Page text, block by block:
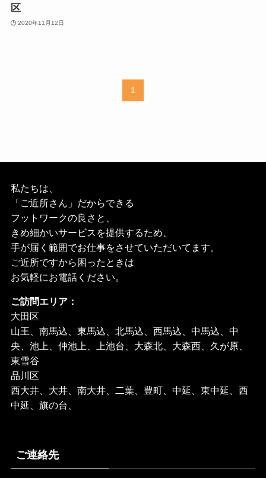
区
2020年11月12日
1
私たちは、
「ご近所さん」だからできる
フットワークの良さと、
きめ細かいサービスを提供するため、
手が届く範囲でお仕事をさせていただいてます。
ご近所ですから困ったときは
お気軽にお電話ください。
ご訪問エリア：
大田区
山王、南馬込、東馬込、北馬込、西馬込、中馬込、中
央、池上、仲池上、上池台、大森北、大森西、久が原、
東雪谷
品川区
西大井、大井、南大井、二葉、豊町、中延、東中延、西
中延、旗の台、
ご連絡先